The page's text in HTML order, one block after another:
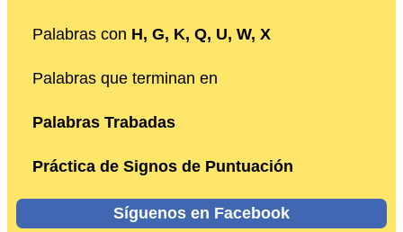
Palabras con H, G, K, Q, U, W, X
Palabras que terminan en
Palabras Trabadas
Práctica de Signos de Puntuación
Síguenos en Facebook